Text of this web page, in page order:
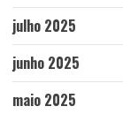
julho 2025
junho 2025
maio 2025